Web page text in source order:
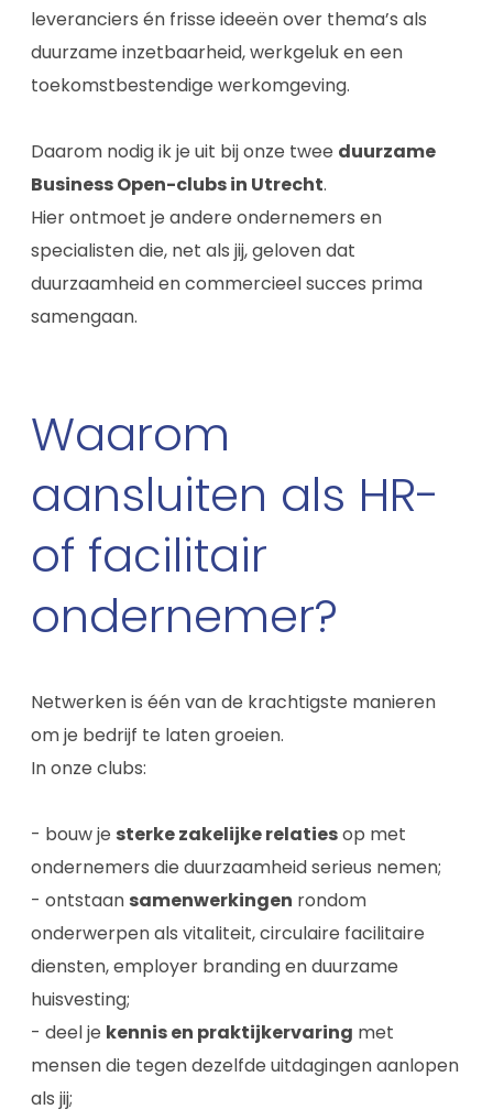
leveranciers én frisse ideeën over thema’s als
duurzame inzetbaarheid, werkgeluk en een
toekomstbestendige werkomgeving.
Daarom nodig ik je uit bij onze twee duurzame
Business Open-clubs in Utrecht.
Hier ontmoet je andere ondernemers en
specialisten die, net als jij, geloven dat
duurzaamheid en commercieel succes prima
samengaan.
Waarom
aansluiten als HR-
of facilitair
ondernemer?
Netwerken is één van de krachtigste manieren
om je bedrijf te laten groeien.
In onze clubs:
- bouw je sterke zakelijke relatiesop met
ondernemers die duurzaamheid serieus nemen;
- ontstaan samenwerkingen rondom
onderwerpen als vitaliteit, circulaire facilitaire
diensten, employer branding en duurzame
huisvesting;
- deel je kennis en praktijkervaring met
mensen die tegen dezelfde uitdagingen aanlopen
als jij;